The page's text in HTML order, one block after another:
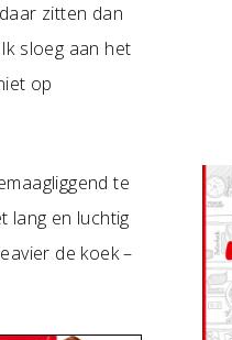
zitten dan
sloeg aan het
op
te
lang en luchtig
de koek –